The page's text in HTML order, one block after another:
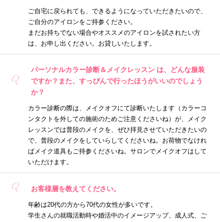
ご自宅に戻られても、できるようになっていただきたいので、
ご自分のアイロンをご持参ください。
まだお持ちでない場合やオススメのアイロンを試されたい方
は、お申し出ください。お貸しいたします。
Q
パーソナルカラー診断＆メイクレッスン は、どんな服装
ですか？また、すっぴんで行ったほうがいいのでしょう
か？
カラー診断の際は、メイクオフにて診断いたします（カラーコ
ンタクトを外しての施術のためご注意くださいね）が、メイク
レッスンでは普段のメイクを、ぜひ拝見させていただきたいの
で、普段のメイクをしていらしてくださいね。お荷物でなけれ
ばメイク道具もご持参くださいね。サロンでメイクオフはして
いただけます。
Q お客様層を教えてください。
年齢は20代の方から70代の女性が多いです。
学生さんの就職活動時や婚活中のイメージアップ、成人式、ご